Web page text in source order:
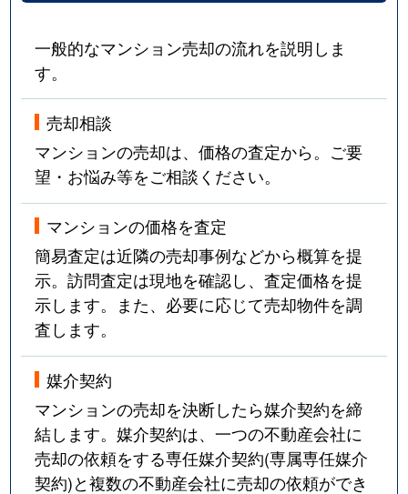
一般的なマンション売却の流れを説明しま
す。
売却相談
マンションの売却は、価格の査定から。ご要
望・お悩み等をご相談ください。
マンションの価格を査定
簡易査定は近隣の売却事例などから概算を提
示。訪問査定は現地を確認し、査定価格を提
示します。また、必要に応じて売却物件を調
査します。
媒介契約
マンションの売却を決断したら媒介契約を締
結します。媒介契約は、一つの不動産会社に
売却の依頼をする専任媒介契約(専属専任媒介
契約)と複数の不動産会社に売却の依頼ができ